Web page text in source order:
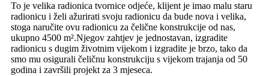
To je velika radionica tvornice odjeće, klijent je imao malu staru
radionicu i želi ažurirati svoju radionicu da bude nova i velika,
stoga naručite ovu radionicu za čelične konstrukcije od nas,
ukupno 4500 m².Njegov zahtjev je jednostavan, izgradite
radionicu s dugim životnim vijekom i izgradite je brzo, tako da
smo mu osigurali čeličnu konstrukciju s vijekom trajanja od 50
godina i završili projekt za 3 mjeseca.